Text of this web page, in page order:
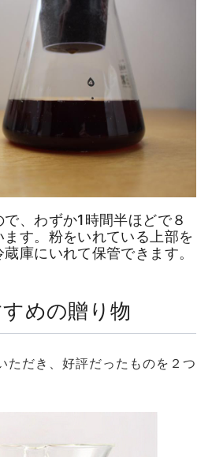
、わずか1時間半ほどで８
ます。粉をいれている上部を
庫にいれて保管できます。
めの贈り物
ただき、好評だったものを２つ